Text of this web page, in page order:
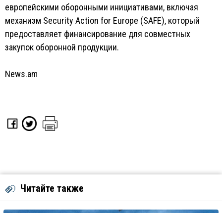
европейскими оборонными инициативами, включая
механизм Security Action for Europe (SAFE), который
предоставляет финансирование для совместных
закупок оборонной продукции.
News.am
Читайте также